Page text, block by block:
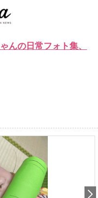
んの日常フォト集、